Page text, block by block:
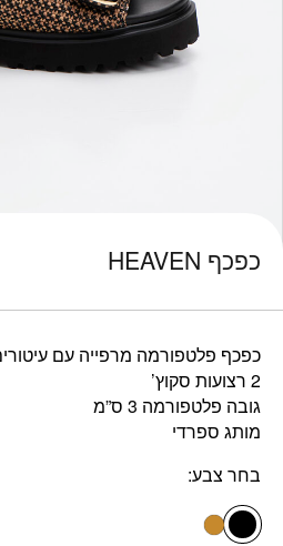
כפכף HEAVEN
כפכף פלטפורמה מרפייה עם
2 רצועות סקוץ’
גובה פלטפורמה 3 ס”מ
מותג ספרדי
בחר צבע
קאמל